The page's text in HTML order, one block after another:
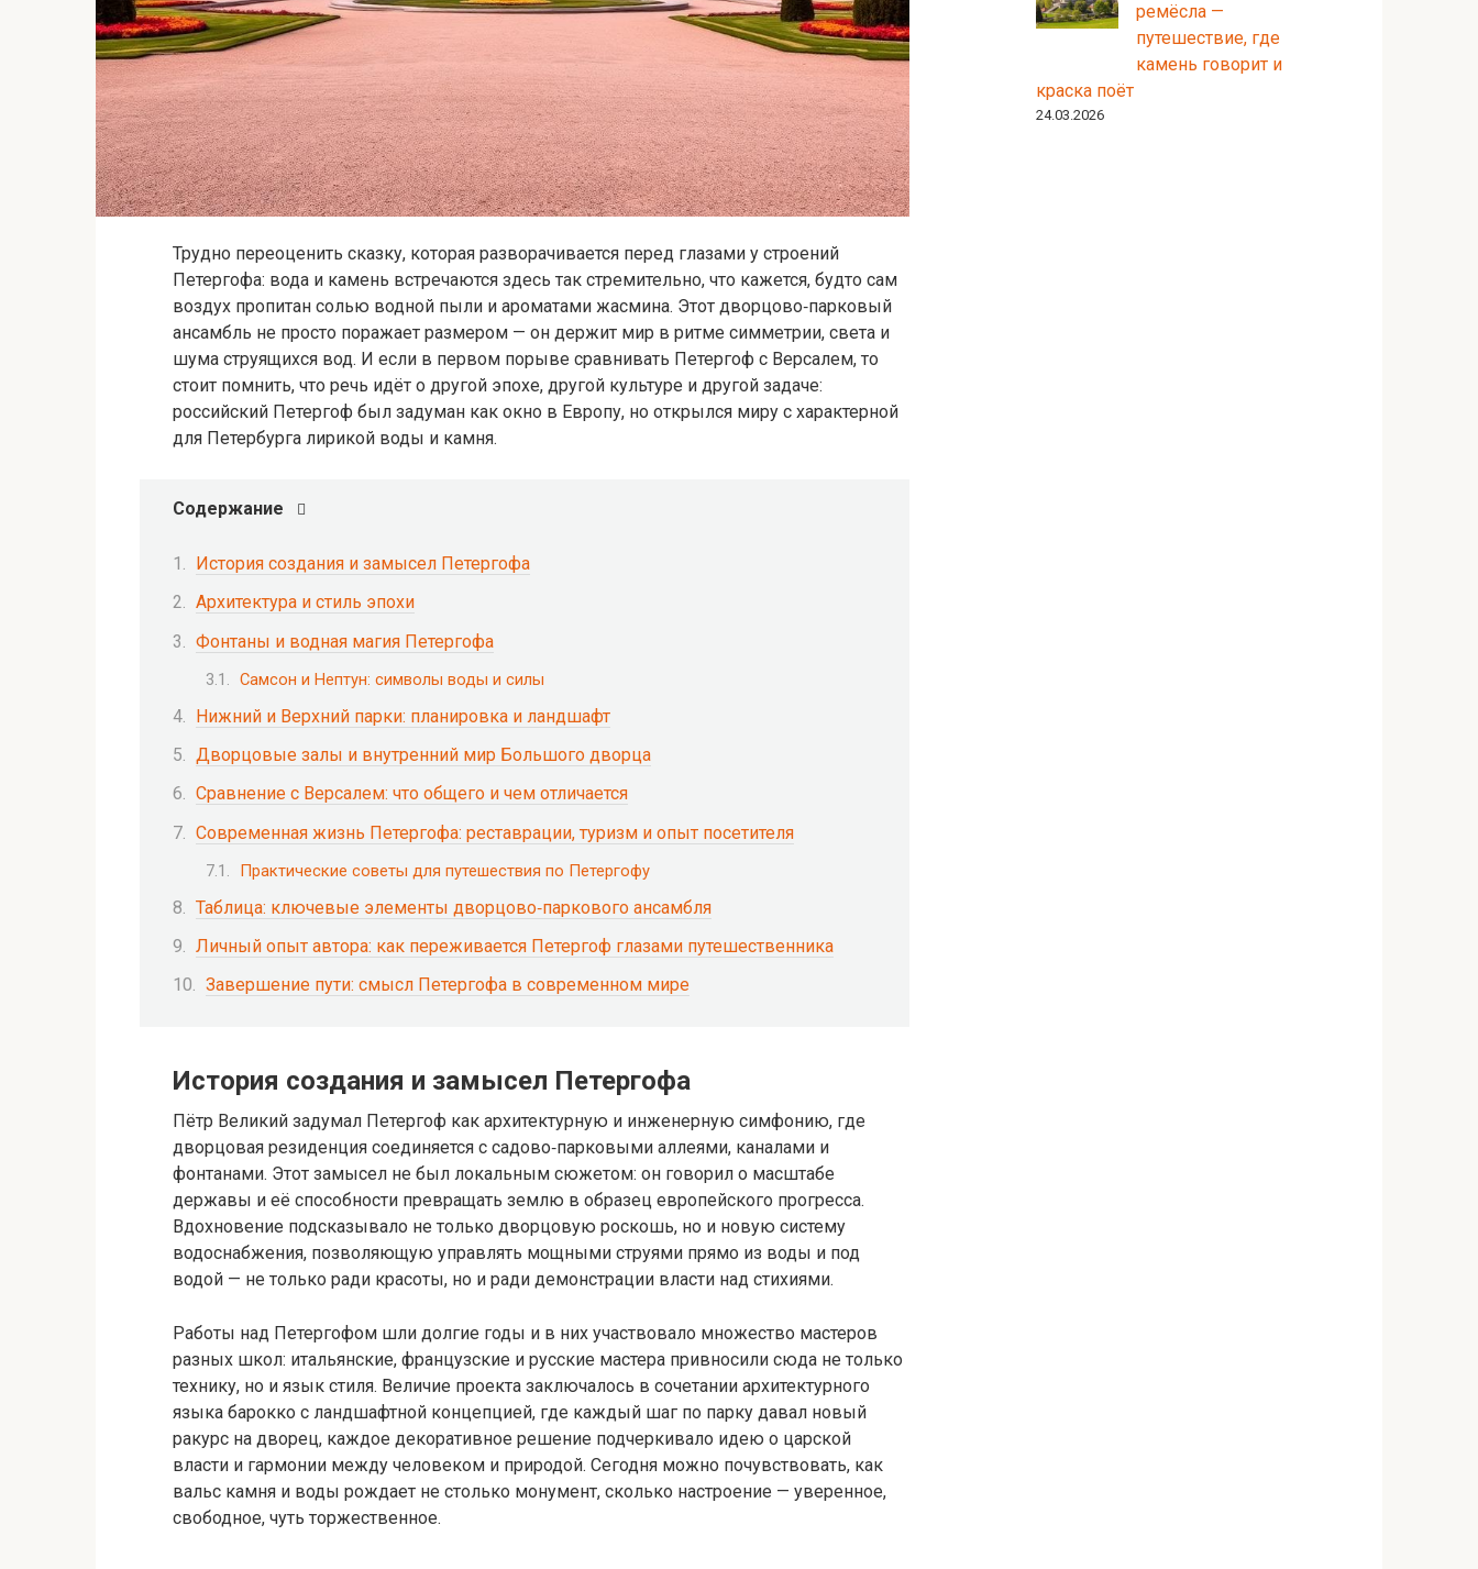
Трудно переоценить сказку, которая разворачивается перед глазами у строений
Петергофа: вода и камень встречаются здесь так стремительно, что кажется, будто сам
воздух пропитан солью водной пыли и ароматами жасмина. Этот дворцово‑парковый
ансамбль не просто поражает размером — он держит мир в ритме симметрии, света и
шума струящихся вод. И если в первом порыве сравнивать Петергоф с Версалем, то
стоит помнить, что речь идёт о другой эпохе, другой культуре и другой задаче:
российский Петергоф был задуман как окно в Европу, но открылся миру с характерной
для Петербурга лирикой воды и камня.
Содержание
История создания и замысел Петергофа
Архитектура и стиль эпохи
Фонтаны и водная магия Петергофа
Самсон и Нептун: символы воды и силы
Нижний и Верхний парки: планировка и ландшафт
Дворцовые залы и внутренний мир Большого дворца
Сравнение с Версалем: что общего и чем отличается
Современная жизнь Петергофа: реставрации, туризм и опыт посетителя
Практические советы для путешествия по Петергофу
Таблица: ключевые элементы дворцово‑паркового ансамбля
Личный опыт автора: как переживается Петергоф глазами путешественника
Завершение пути: смысл Петергофа в современном мире
История создания и замысел Петергофа
Пётр Великий задумал Петергоф как архитектурную и инженерную симфонию, где
дворцовая резиденция соединяется с садово‑парковыми аллеями, каналами и
фонтанами. Этот замысел не был локальным сюжетом: он говорил о масштабе
державы и её способности превращать землю в образец европейского прогресса.
Вдохновение подсказывало не только дворцовую роскошь, но и новую систему
водоснабжения, позволяющую управлять мощными струями прямо из воды и под
водой — не только ради красоты, но и ради демонстрации власти над стихиями.
Работы над Петергофом шли долгие годы и в них участвовало множество мастеров
разных школ: итальянские, французские и русские мастера привносили сюда не только
технику, но и язык стиля. Величие проекта заключалось в сочетании архитектурного
языка барокко с ландшафтной концепцией, где каждый шаг по парку давал новый
ракурс на дворец, каждое декоративное решение подчеркивало идею о царской
власти и гармонии между человеком и природой. Сегодня можно почувствовать, как
вальс камня и воды рождает не столько монумент, сколько настроение — уверенное,
свободное, чуть торжественное.
ремёсла —
путешествие, где
камень говорит и
краска поёт
24.03.2026